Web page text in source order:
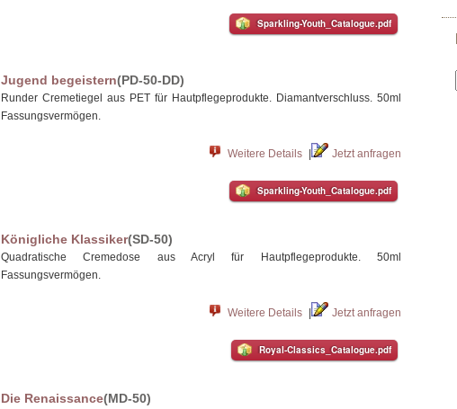
Sparkling-Youth_Catalogue.pdf
Jugend begeistern(PD-50-DD)
Runder Cremetiegel aus PET für Hautpflegeprodukte. Diamantverschluss. 50ml
Fassungsvermögen.
Weitere Details Jetzt anfragen
Sparkling-Youth_Catalogue.pdf
Königliche Klassiker(SD-50)
Quadratische Cremedose aus Acryl für Hautpflegeprodukte. 50ml
Fassungsvermögen.
Weitere Details Jetzt anfragen
Royal-Classics_Catalogue.pdf
Die Renaissance(MD-50)